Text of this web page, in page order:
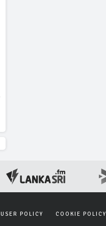
USER POLICY COOKIE POLICY